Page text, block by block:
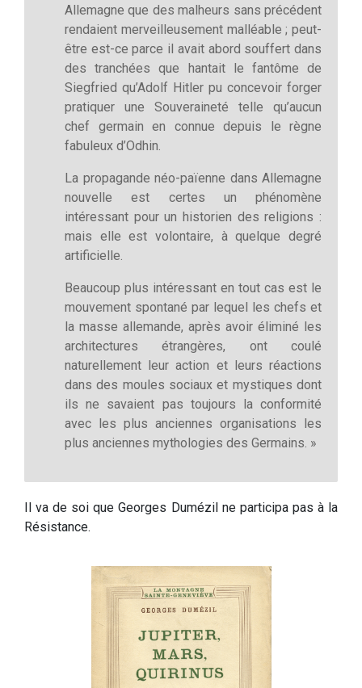
Allemagne que des malheurs sans précédent
rendaient merveilleusement malléable ; peut-
être est-ce parce il avait abord souffert dans
des tranchées que hantait le fantôme de
Siegfried qu’Adolf Hitler pu concevoir forger
pratiquer une Souveraineté telle qu’aucun
chef germain en connue depuis le règne
fabuleux d’Odhin.
La propagande néo-païenne dans Allemagne
nouvelle est certes un phénomène
intéressant pour un historien des religions :
mais elle est volontaire, à quelque degré
artificielle.
Beaucoup plus intéressant en tout cas est le
mouvement spontané par lequel les chefs et
la masse allemande, après avoir éliminé les
architectures étrangères, ont coulé
naturellement leur action et leurs réactions
dans des moules sociaux et mystiques dont
ils ne savaient pas toujours la conformité
avec les plus anciennes organisations les
plus anciennes mythologies des Germains. »
Il va de soi que Georges Dumézil ne participa pas à la
Résistance.